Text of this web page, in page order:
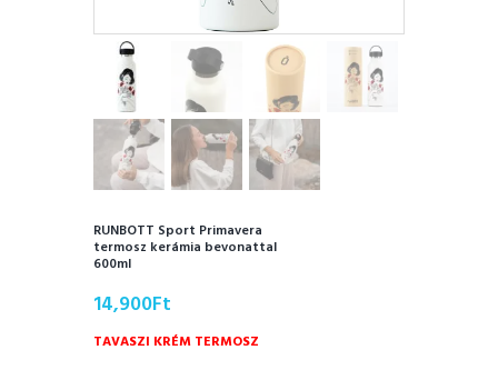
RUNBOTT Sport Primavera
termosz kerámia bevonattal
600ml
14,900Ft
TAVASZI KRÉM TERMOSZ